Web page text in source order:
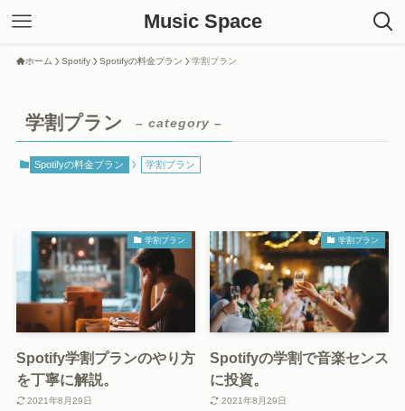
Music Space
ホーム Spotify Spotifyの料金プラン 学割プラン
学割プラン – category –
Spotifyの料金プラン 学割プラン
学割プラン
Spotify学割プランのやり方
を丁寧に解説。
2021年8月29日
学割プラン
Spotifyの学割で音楽センス
に投資。
2021年8月29日